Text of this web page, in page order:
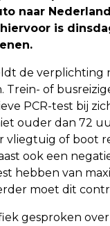
naar
is
de verplichting
Trein- of
PCR-test bij
ouder dan 72
vliegtuig of boot
ook een
hebben van
moet dit
gesproken